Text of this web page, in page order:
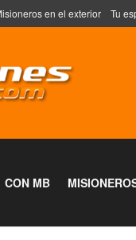
en el exterior Tu
CON MB